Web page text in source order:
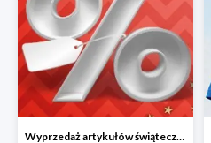
Wyprzedaż artykułów świątecznych w Lidlu Online